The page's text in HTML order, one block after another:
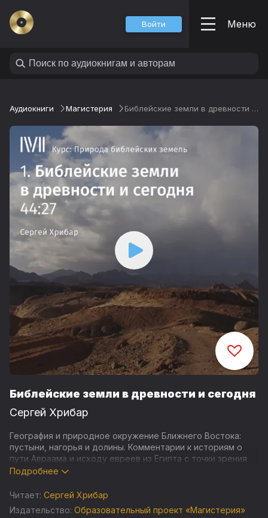
Войти Меню
Аудиокниги Магистерия Библейские земли в древности и сегодня
Библейские земли в древности и сегодня
Сергей Хрибар
География и природное окружение Ближнего Востока:
пустыни, нагорья и долины. Комментарии к историям о
пути Авраама и исходу евреев из Египта с точки зрения
биолога. Современные изменения в видовом
Подробнее
Читает: Сергей Хрибар
Издательство: Образовательный проект «Магистерия»